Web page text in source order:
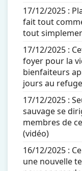
17/12/2025 :
fait tout
tout
17/12/2025 :
foyer pour la
bienfaiteurs
jours au
17/12/2025 :
sauvage se
membres de
(vidéo)
16/12/2025 :
une nouvelle